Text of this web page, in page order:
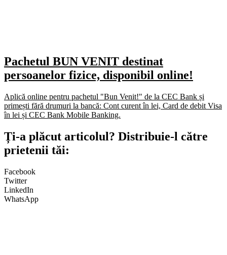
Pachetul BUN VENIT destinat
persoanelor fizice, disponibil online!
Aplică online pentru pachetul "Bun Venit!" de la CEC Bank și
primești fără drumuri la bancă: Cont curent în lei, Card de debit Visa
în lei și CEC Bank Mobile Banking.​
Ți-a plăcut articolul? Distribuie-l către
prietenii tăi:
Facebook
Twitter
LinkedIn
WhatsApp